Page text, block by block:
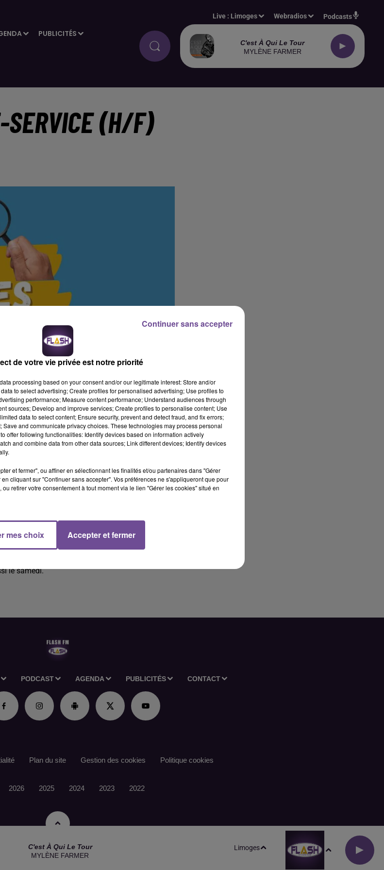
PUBLICITÉS
Live : Limoges Webradios Podcasts
C'est À Qui Le Tour
MYLÈNE FARMER
SERVICE (H/F)
(H/F).
F). Vos missions : réception des marchandises.
avec port de charges lourdes
le samedi.
PODCAST AGENDA PUBLICITÉS CONTACT
C'est À Qui Le Tour
MYLÈNE FARMER
Limoges
Plan du site Gestion des cookies Politique cookies
2026 2025 2024 2023 2022
de votre vie privée est notre priorité
processing based on your consent and/or our legitimate interest: Store and/or
to select advertising; Create profiles for personalised advertising; Use profiles to
performance; Measure content performance; Understand audiences through
sources; Develop and improve services; Create profiles to personalise content; Use
data to select content; Ensure security, prevent and detect fraud, and fix errors;
and communicate privacy choices. These technologies may process personal
offer following functionalities: Identify devices based on information actively
and combine data from other data sources; Link different devices; Identify devices
et fermer", ou affiner en sélectionnant les finalités et/ou partenaires dans "Gérer
cliquant sur "Continuer sans accepter". Vos préférences ne s'appliqueront que pour
retirer votre consentement à tout moment via le lien "Gérer les cookies" situé en
mes choix Accepter et fermer
Continuer sans accepter